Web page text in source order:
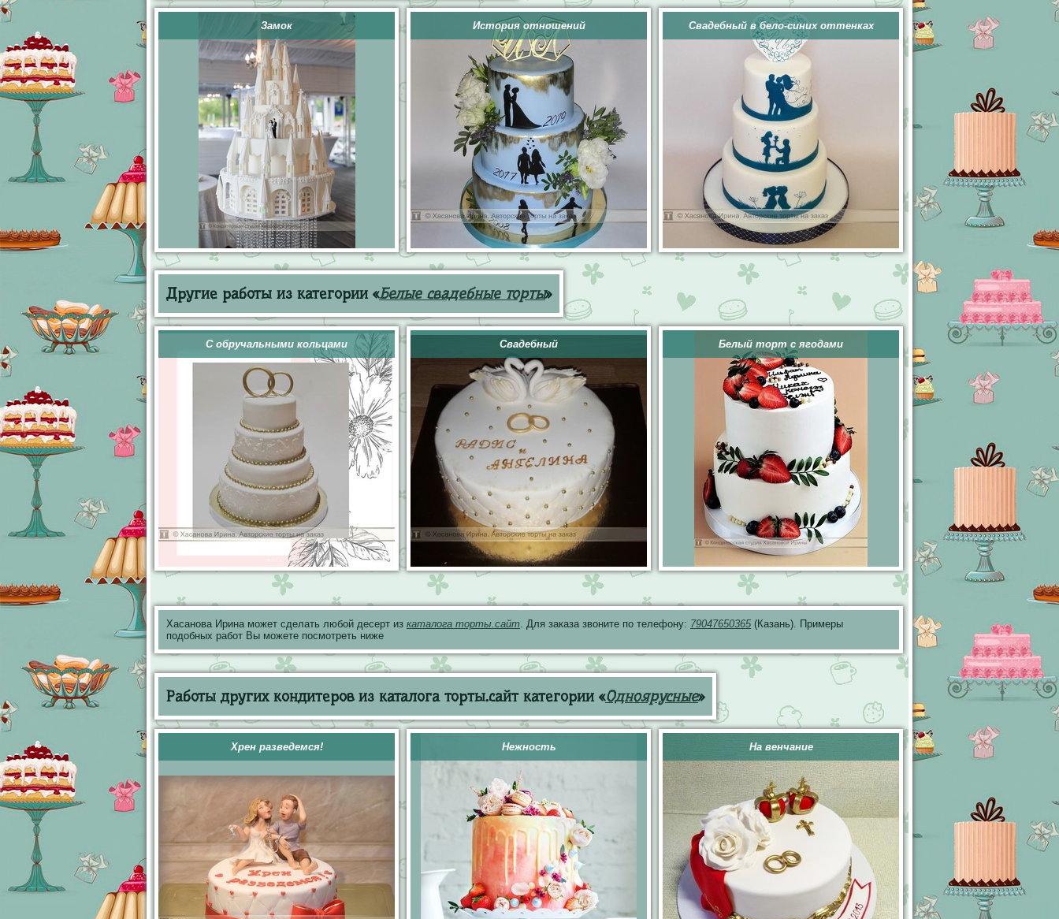
Замок История отношений Свадебный в бело-синих оттенках
Другие работы из категории «Белые свадебные торты»
С обручальными кольцами Свадебный Белый торт с ягодами
Хасанова Ирина может сделать любой десерт из каталога торты.сайт. Для заказа звоните по телефону: 79047650365 (Казань). Примеры
подобных работ Вы можете посмотреть ниже
Работы других кондитеров из каталога торты.сайт категории «Одноярусные»
Хрен разведемся! Нежность На венчание